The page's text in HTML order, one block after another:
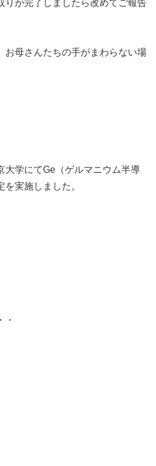
りが完了しましたら改めてご報告
お母さんたちの手がまわらない場
大学にてGe（ゲルマニウム半導
実施しました。
・